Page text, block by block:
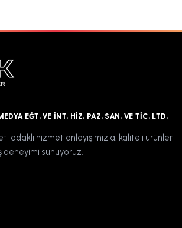
EĞT. VE İNT. HIZ. PAZ. SAN. VE TIC. LTD.
odaklı hizmet anlayışımızla, kaliteli ürünler
deneyimi sunuyoruz.